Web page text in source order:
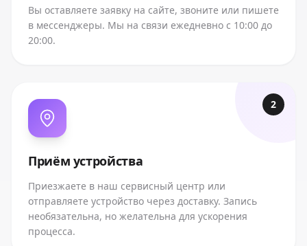
Вы оставляете заявку на сайте, звоните или пишете
в мессенджеры. Мы на связи ежедневно с 10:00 до
20:00.
2
Приём устройства
Приезжаете в наш сервисный центр или
отправляете устройство через доставку. Запись
необязательна, но желательна для ускорения
процесса.